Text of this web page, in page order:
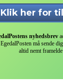
nyhedsbrev
må sende
altid nemt